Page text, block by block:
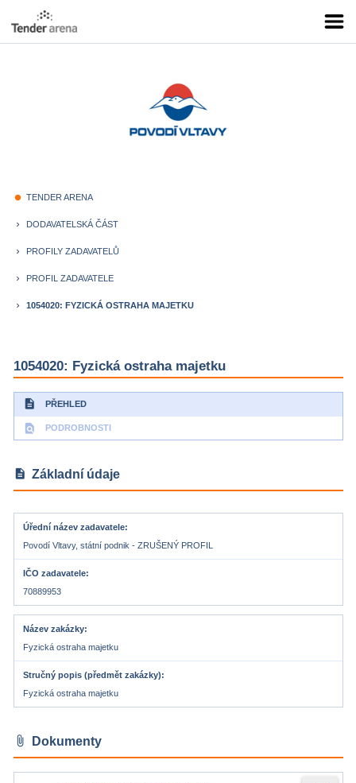
fiber_manual_record TENDER ARENA
keyboard_arrow_right DODAVATELSKÁ ČÁST
keyboard_arrow_right PROFILY ZADAVATELŮ
keyboard_arrow_right PROFIL ZADAVATELE
keyboard_arrow_right 1054020: FYZICKÁ OSTRAHA MAJETKU
1054020: Fyzická ostraha majetku
description PŘEHLED
find_in_page PODROBNOSTI
description Základní údaje
Úřední název zadavatele
Povodí Vltavy, státní podnik - ZRUŠENÝ PROFIL
IČO zadavatele
70889953
Název zakázky
Fyzická ostraha majetku
Stručný popis (předmět zakázky)
Fyzická ostraha majetku
attach_file Dokumenty